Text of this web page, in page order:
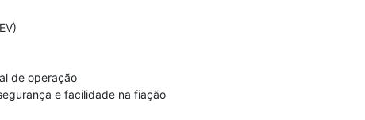
de operação
e facilidade na fiação